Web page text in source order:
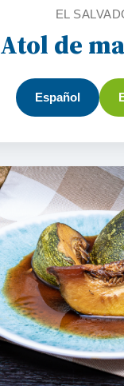
EL
Atol de
Español